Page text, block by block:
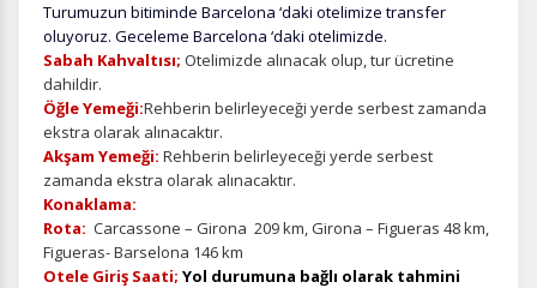
Pazarlama Çerezleri
Size ve ilgi alanlarınıza uygun reklamlar göstermek için
kullanılır. Kapatırsanız reklamları görmeye devam
edersiniz, ancak daha az alakalı olabilirler.
Turumuzun bitiminde Barcelona ‘daki otelimize transfer
oluyoruz. Geceleme Barcelona ‘daki otelimizde.
Sabah Kahvaltısı; Otelimizde alınacak olup, tur ücretine
dahildir.
Öğle Yemeği:Rehberin belirleyeceği yerde serbest zamanda
ekstra olarak alınacaktır.
Akşam Yemeği: Rehberin belirleyeceği yerde serbest
zamanda ekstra olarak alınacaktır.
Konaklama:
Rota: Carcassone – Girona 209 km, Girona – Figueras 48 km,
Figueras- Barselona 146 km
Otele Giriş Saati; Yol durumuna bağlı olarak tahmini